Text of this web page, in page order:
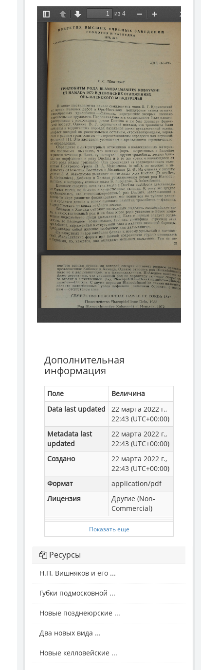
Дополнительная
информация
Поле
Величина
Data last updated
22 марта 2022 г.,
22:43 (UTC+00:00)
Metadata last
updated
22 марта 2022 г.,
22:43 (UTC+00:00)
Создано
22 марта 2022 г.,
22:43 (UTC+00:00)
Формат
application/pdf
Лицензия
Другие (Non-
Commercial)
Показать еще
Ресурсы
Н.П. Вишняков и его ...
Губки подмосковной ...
Новые позднеюрские ...
Два новых вида ...
Новые келловейские ...